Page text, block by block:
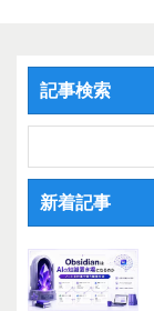
記事検索
新着記事